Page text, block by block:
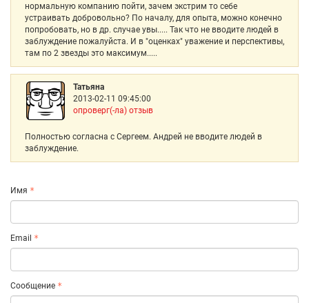
нормальную компанию пойти, зачем экстрим то себе
устраивать добровольно? По началу, для опыта, можно конечно
попробовать, но в др. случае увы..... Так что не вводите людей в
заблуждение пожалуйста. И в "оценках" уважение и перспективы,
там по 2 звезды это максимум.....
Татьяна
2013-02-11 09:45:00
опроверг(-ла) отзыв
Полностью согласна с Сергеем. Андрей не вводите людей в
заблуждение.
Имя
Email
Сообщение